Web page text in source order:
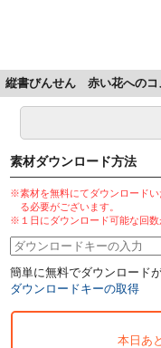
縦書びんせん 赤い花へのコ
素材ダウンロード方法
※素材を無料にてダウンロードい
る必要がございます。
※１日にダウンロード可能な回数
簡単に無料でダウンロード
ダウンロードキーの取得
本日あと